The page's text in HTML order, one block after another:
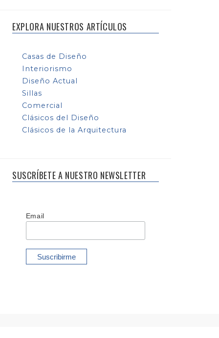
EXPLORA NUESTROS ARTÍCULOS
Casas de Diseño
Interiorismo
Diseño Actual
Sillas
Comercial
Clásicos del Diseño
Clásicos de la Arquitectura
SUSCRÍBETE A NUESTRO NEWSLETTER
Email